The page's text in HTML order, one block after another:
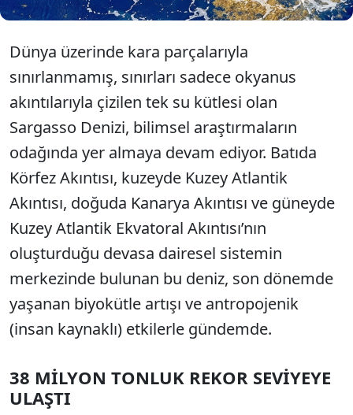
Dünya üzerinde kara parçalarıyla
sınırlanmamış, sınırları sadece okyanus
akıntılarıyla çizilen tek su kütlesi olan
Sargasso Denizi, bilimsel araştırmaların
odağında yer almaya devam ediyor. Batıda
Körfez Akıntısı, kuzeyde Kuzey Atlantik
Akıntısı, doğuda Kanarya Akıntısı ve güneyde
Kuzey Atlantik Ekvatoral Akıntısı’nın
oluşturduğu devasa dairesel sistemin
merkezinde bulunan bu deniz, son dönemde
yaşanan biyokütle artışı ve antropojenik
(insan kaynaklı) etkilerle gündemde.
38 MİLYON TONLUK REKOR SEVİYEYE
ULAŞTI